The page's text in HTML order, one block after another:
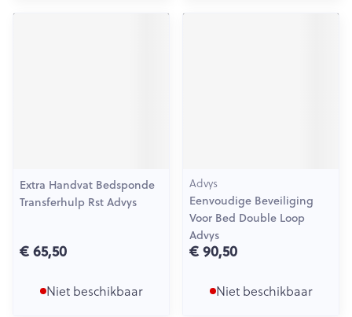
Extra Handvat Bedsponde
Transferhulp Rst Advys
€ 65,50
Niet beschikbaar
Advys
Eenvoudige Beveiliging
Voor Bed Double Loop
Advys
€ 90,50
Niet beschikbaar